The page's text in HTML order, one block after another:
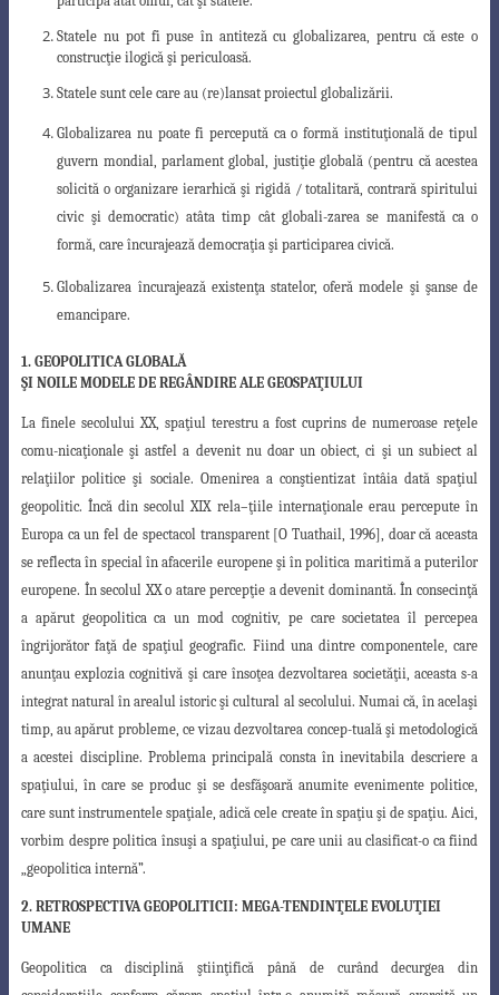
Statele nu pot fi puse în antiteză cu globalizarea, pentru că este o
construcţie ilogică şi periculoasă.
Statele sunt cele care au (re)lansat proiectul globalizării.
Globalizarea nu poate fi percepută ca o formă instituţională de tipul
guvern mondial , parlament global, justiţie globală (pentru că acestea
solicită o organizare ierarhică şi rigidă / totalitară, contrară spiritului
civic şi democratic) atâta timp cât globali-zarea se manifestă ca o
formă, care încurajează democraţia şi participarea civică.
Globalizarea încurajează existenţa statelor, oferă modele şi şanse de
emancipare.
1. GEOPOLITICA GLOBALĂ
ŞI NOILE MODELE DE REGÂNDIRE ALE GEOSPAŢIULUI
La finele secolului XX, spaţiul terestru a fost cuprins de numeroase reţele
comu-nicaţionale şi astfel a devenit nu doar un obiect, ci şi un subiect al
relaţiilor politice şi sociale. Omenirea a conştientizat întâia dată spaţiul
geopolitic. Încă din secolul XIX rela–ţiile internaţionale erau percepute în
Europa ca un fel de spectacol transparent [O Tuathail 1996], doar că aceasta
se reflecta în special în afacerile europene şi în politica maritimă a puterilor
europene. În secolul XX o atare percepţie a devenit dominantă. În consecinţă
a apărut geopolitica ca un mod cognitiv, pe care societatea îl percepea
îngrijorător faţă de spaţiul geografic. Fiind una dintre componentele, care
anunţau explozia cognitivă şi care însoţea dezvoltarea societăţii, aceasta s-a
integrat natural în arealul istoric şi cultural al secolului. Numai că, în acelaşi
timp, au apărut probleme, ce vizau dezvoltarea concep-tuală şi metodologică
a acestei discipline. Problema principală consta în inevitabila descriere a
spaţiului, în care se produc şi se desfăşoară anumite evenimente politice,
care sunt instrumentele spaţiale, adică cele create în spaţiu şi de spaţiu. Aici,
vorbim despre politica însuşi a spaţiului, pe care unii au clasificat-o ca fiind
„geopolitica internă”.
2. RETROSPECTIVA GEOPOLITICII: MEGA-TENDINŢELE EVOLUŢIEI
UMANE
Geopolitica ca disciplină ştiinţifică până de curând decurgea din